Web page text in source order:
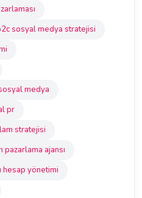
sosyal medya stratejisi
medya
pr
stratejisi
pazarlama ajansı
hesap yönetimi